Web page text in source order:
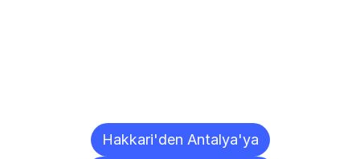
Hakkari'den Antalya'ya